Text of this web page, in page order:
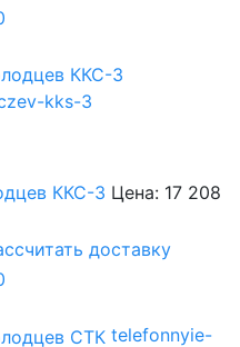
kks-3
ККС-3 Цена: 17 208
доставку
telefonnyie-